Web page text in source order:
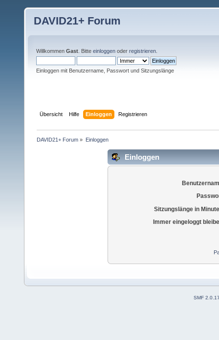
DAVID21+ Forum
Willkommen Gast . Bitte einloggen oder registrieren
Einloggen mit Benutzername, Passwort und Sitzungslänge
Übersicht Hilfe Einloggen Registrieren
DAVID21+ Forum » Einloggen
Einloggen
Sitzungslänge in
Immer eingeloggt
SMF